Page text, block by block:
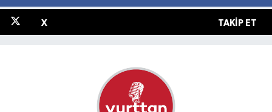
X TAKIP ET